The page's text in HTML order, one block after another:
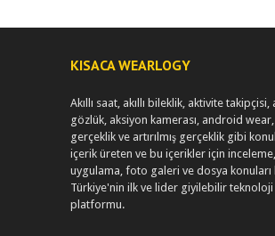
KISACA WEARLOGY
Akıllı saat, akıllı bileklik, aktivite takipçisi,
gözlük, aksiyon kamerası, android wear,
gerçeklik ve artırılmış gerçeklik gibi
içerik üreten ve bu içerikler için inceleme,
uygulama, foto galeri ve dosya konuları
Türkiye'nin ilk ve lider giyilebilir teknoloji
platformu.